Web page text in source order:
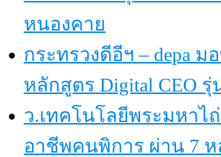
หนองคาย
กระทรวงดีอีฯ – depa
หลักสูตร Digital CEO รุ่
ว.เทคโนโลยีพระมหาไ
อาชีพคนพิการ ผ่าน 7